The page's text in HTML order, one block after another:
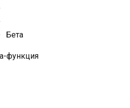
Бета
функция